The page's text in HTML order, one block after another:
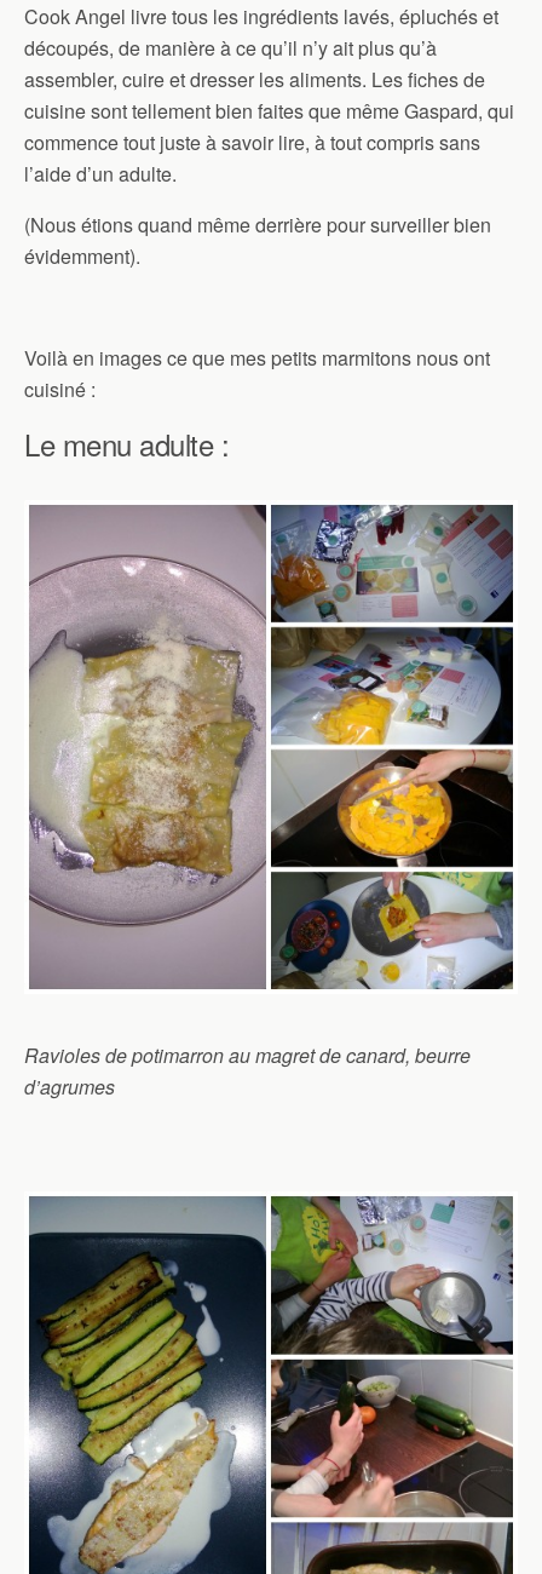
Cook Angel livre tous les ingrédients lavés, épluchés et
découpés, de manière à ce qu’il n’y ait plus qu’à
assembler, cuire et dresser les aliments. Les fiches de
cuisine sont tellement bien faites que même Gaspard, qui
commence tout juste à savoir lire, à tout compris sans
l’aide d’un adulte.
(Nous étions quand même derrière pour surveiller bien
évidemment).
Voilà en images ce que mes petits marmitons nous ont
cuisiné :
Le menu adulte :
Ravioles de potimarron au magret de canard, beurre
d’agrumes